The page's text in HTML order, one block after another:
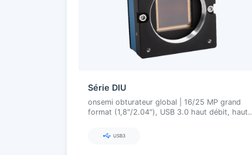
Série DIU
onsemi obturateur global | 16/25 MP grand
format (1,8″/2.04″), USB 3.0 haut débit, haute
USB3